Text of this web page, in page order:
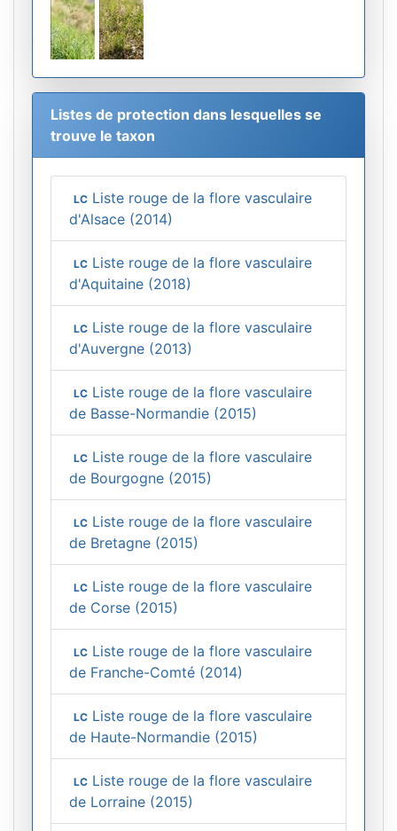
Listes de protection dans lesquelles se
trouve le taxon
LC Liste rouge de la flore vasculaire
d'Alsace (2014)
LC Liste rouge de la flore vasculaire
d'Aquitaine (2018)
LC Liste rouge de la flore vasculaire
d'Auvergne (2013)
LC Liste rouge de la flore vasculaire
de Basse-Normandie (2015)
LC Liste rouge de la flore vasculaire
de Bourgogne (2015)
LC Liste rouge de la flore vasculaire
de Bretagne (2015)
LC Liste rouge de la flore vasculaire
de Corse (2015)
LC Liste rouge de la flore vasculaire
de Franche-Comté (2014)
LC Liste rouge de la flore vasculaire
de Haute-Normandie (2015)
LC Liste rouge de la flore vasculaire
de Lorraine (2015)